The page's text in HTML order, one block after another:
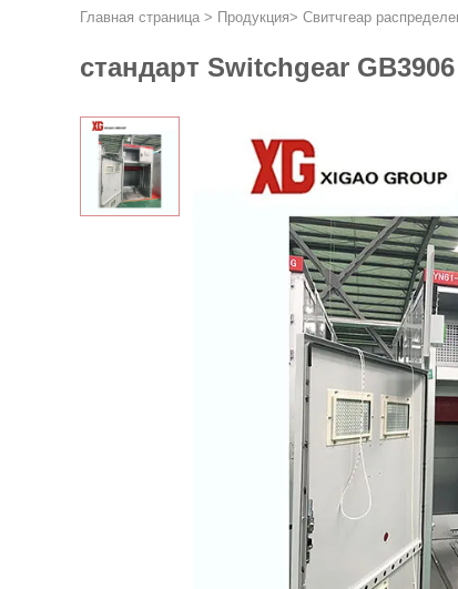
Главная страница > Продукция> Свитчгеар
стандарт Switchgear